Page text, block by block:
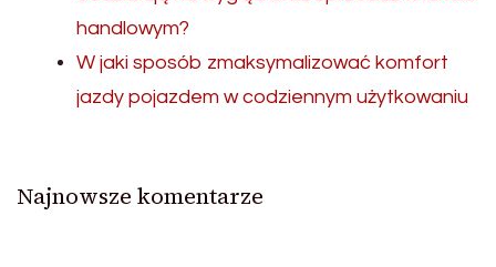
handlowym?
W jaki sposób zmaksymalizować komfort
jazdy pojazdem w codziennym użytkowaniu
Najnowsze komentarze